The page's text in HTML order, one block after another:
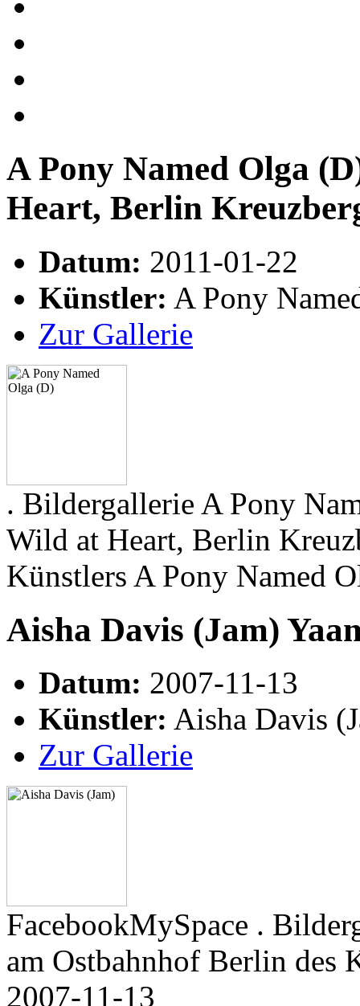
A Pony Named Olga
Heart, Berlin
Datum: 2011-01-22
Künstler: A Pony
Zur Gallerie
. Bildergallerie A Pony
Wild at Heart, Berlin
Künstlers A Pony Named
Aisha Davis (Jam)
Datum: 2007-11-13
Künstler: Aisha Davis
Zur Gallerie
FacebookMySpace .
am Ostbahnhof Berlin des
2007-11-13